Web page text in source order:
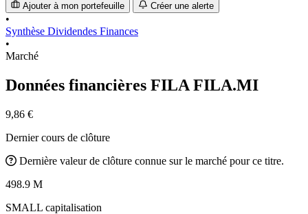
Ajouter à mon portefeuille Créer une alerte
•
Synthèse Dividendes Finances
•
Marché
Données financières FILA FILA.MI
9,86 €
Dernier cours de clôture
Dernière valeur de clôture connue sur le marché pour ce titre.
498.9 M
SMALL capitalisation